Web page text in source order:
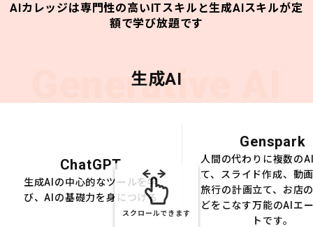
AIカレッジは専門性の高いITスキルと生成AIスキルが定
額で学び放題です
Generative AI
生成AI
ChatGPT
生成AIの中心的なツールを学
び、AIの基礎力を身につける
Genspark
人間の代わりに複数の
て、スライド作成、動
旅行の計画立て、お店
どをこなす万能のAIエ
トです。
スクロールできます